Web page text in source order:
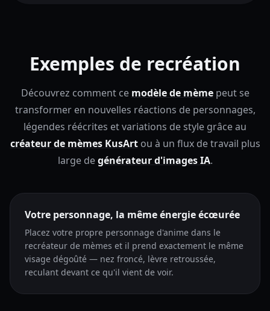
Exemples de recréation
Découvrez comment ce modèle de mèmepeut se
transformer en nouvelles réactions de personnages,
légendes réécrites et variations de style grâce au
créateur de mèmes KusArtou à un flux de travail plus
large degénérateur d'images IA.
Votre personnage, la même énergie écœurée
Placez votre propre personnage d'anime dans le
recréateur de mèmes et il prend exactement le même
visage dégoûté — nez froncé, lèvre retroussée,
reculant devant ce qu'il vient de voir.